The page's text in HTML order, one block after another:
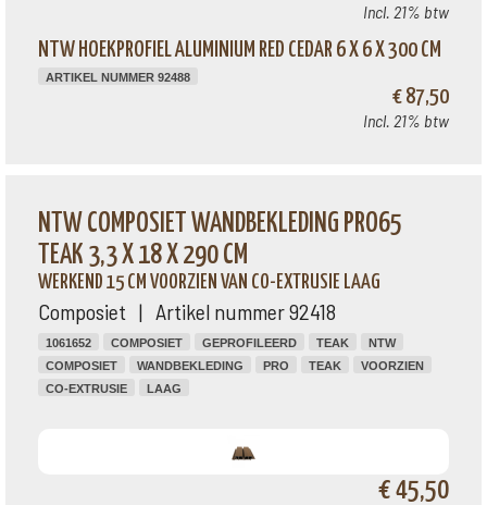
Incl. 21% btw
NTW HOEKPROFIEL ALUMINIUM RED CEDAR 6 X 6 X 300 CM
ARTIKEL NUMMER 92488
€ 87,50
Incl. 21% btw
NTW COMPOSIET WANDBEKLEDING PRO65
TEAK 3,3 X 18 X 290 CM
WERKEND 15 CM VOORZIEN VAN CO-EXTRUSIE LAAG
Composiet | Artikel nummer 92418
1061652 COMPOSIET GEPROFILEERD TEAK
NTW
COMPOSIET
WANDBEKLEDING PRO TEAK
VOORZIEN
CO-EXTRUSIE
LAAG
€ 45,50